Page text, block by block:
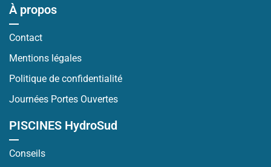
À propos
Contact
Mentions légales
Politique de confidentialité
Journées Portes Ouvertes
PISCINES HydroSud
Conseils